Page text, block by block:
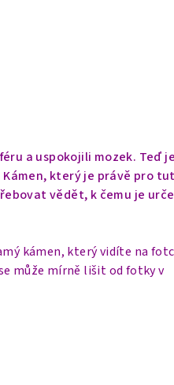
a uspokojili mozek. Teď
který je právě pro
vědět, k čemu je
kámen, který vidíte na
může mírně lišit od fotky v